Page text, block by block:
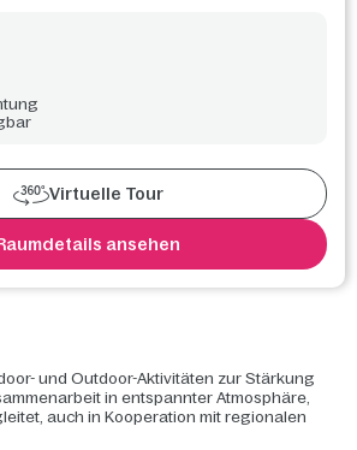
Virtuelle Tour
ansehen
und Outdoor-Aktivitäten zur Stärkung
in entspannter Atmosphäre,
auch in Kooperation mit regionalen